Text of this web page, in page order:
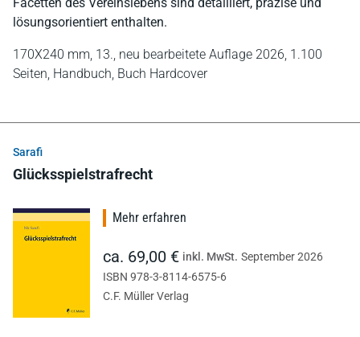
lösungsorientiert enthalten.
170X240 mm, 13., neu bearbeitete Auflage 2026, 1.100
Seiten, Handbuch, Buch Hardcover
Sarafi
Glücksspielstrafrecht
Mehr erfahren
ca. 69,00 € inkl. MwSt. September 2026
ISBN 978-3-8114-6575-6
C.F. Müller Verlag